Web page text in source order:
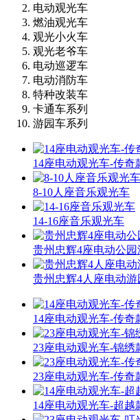
电动观光车
燃油观光车
观光小火车
观光老爷车
电动巡逻车
电动消防车
特种改装车
卡通车系列
游园车系列
14座电动观光车-传奇
8-10人座音乐观光车
14-16座音乐观光车
贵州忠辉4座电动公
贵州忠辉4人座电动
14座电动观光车-传奇
23座电动观光车-锦绣
23座电动观光车-传奇
14座电动观光车-超越